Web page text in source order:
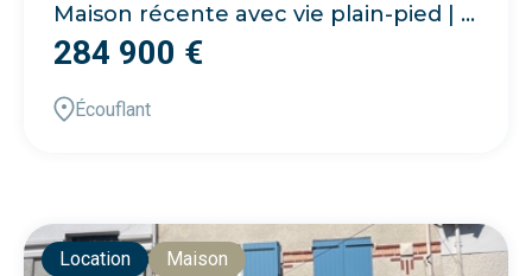
Maison récente avec vie plain-pied | Ecouflant
284 900 €
Écouflant
Location Maison